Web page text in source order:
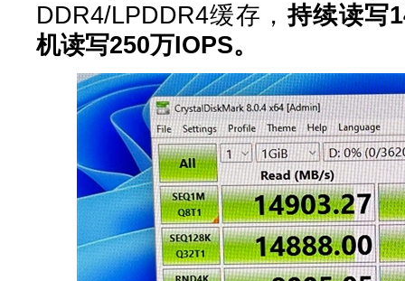
DDR4/LPDDR4缓存，持续读写
机读写250万IOPS。